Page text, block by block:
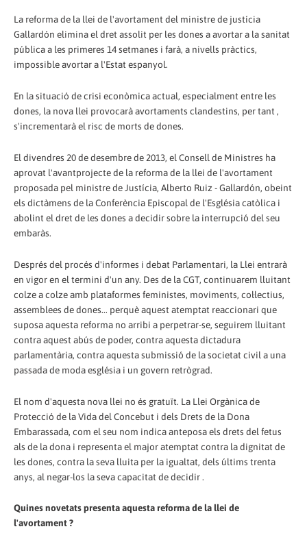
La reforma de la llei de l'avortament del ministre de justícia
Gallardón elimina el dret assolit per les dones a avortar a la sanitat
pública a les primeres 14 setmanes i farà, a nivells pràctics,
impossible avortar a l'Estat espanyol.
En la situació de crisi econòmica actual, especialment entre les
dones, la nova llei provocarà avortaments clandestins, per tant ,
s'incrementarà el risc de morts de dones.
El divendres 20 de desembre de 2013, el Consell de Ministres ha
aprovat l'avantprojecte de la reforma de la llei de l'avortament
proposada pel ministre de Justícia, Alberto Ruiz - Gallardón, obeint
els dictàmens de la Conferència Episcopal de l'Església catòlica i
abolint el dret de les dones a decidir sobre la interrupció del seu
embaràs.
Després del procés d'informes i debat Parlamentari, la Llei entrarà
en vigor en el termini d'un any. Des de la CGT, continuarem lluitant
colze a colze amb plataformes feministes, moviments, col·lectius,
assemblees de dones... perquè aquest atemptat reaccionari que
suposa aquesta reforma no arribi a perpetrar-se, seguirem lluitant
contra aquest abús de poder, contra aquesta dictadura
parlamentària, contra aquesta submissió de la societat civil a una
passada de moda església i un govern retrògrad.
El nom d'aquesta nova llei no és gratuït. La Llei Orgànica de
Protecció de la Vida del Concebut i dels Drets de la Dona
Embarassada, com el seu nom indica anteposa els drets del fetus
als de la dona i representa el major atemptat contra la dignitat de
les dones, contra la seva lluita per la igualtat, dels últims trenta
anys, al negar-los la seva capacitat de decidir .
Quines novetats presenta aquesta reforma de la llei de
l'avortament ?